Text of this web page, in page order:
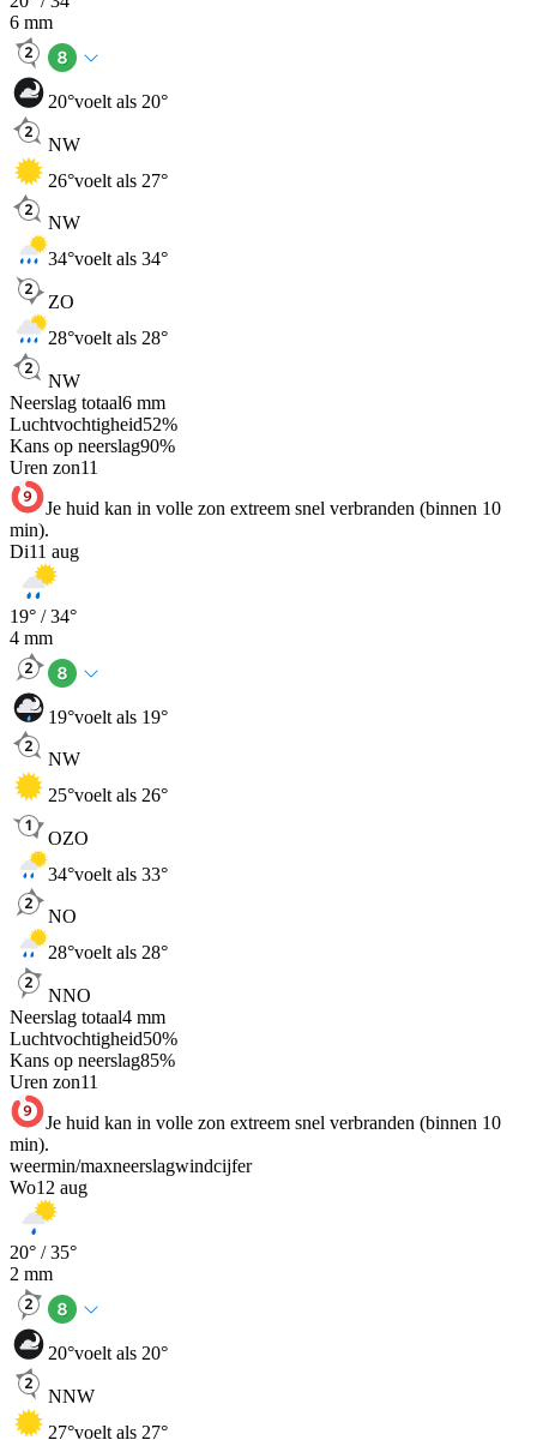
6 mm
20°voelt als 20°
NW
26°voelt als 27°
NW
34°voelt als 34°
ZO
28°voelt als 28°
NW
Neerslag totaal6 mm
Luchtvochtigheid52%
Kans op neerslag90%
Uren zon11
Je huid kan in volle zon extreem snel verbranden (binnen 10
min).
Di11 aug
19° /34°
4 mm
19°voelt als 19°
NW
25°voelt als 26°
OZO
34°voelt als 33°
NO
28°voelt als 28°
NNO
Neerslag totaal4 mm
Luchtvochtigheid50%
Kans op neerslag85%
Uren zon11
Je huid kan in volle zon extreem snel verbranden (binnen 10
min).
weermin/maxneerslagwindcijfer
Wo12 aug
20° /35°
2 mm
20°voelt als 20°
NNW
27°voelt als 27°